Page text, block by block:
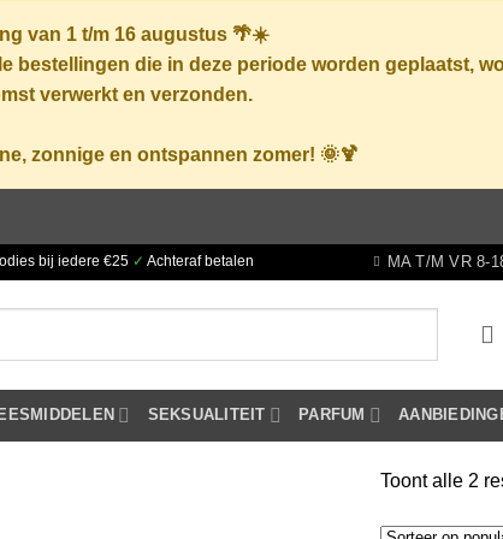
van 1 t/m 16 augustus 🌴☀️
bestellingen die in deze periode worden geplaatst,
verwerkt en verzonden.
zonnige en ontspannen zomer! 🌞🍹
bij iedere €25 ✓ Achteraf betalen MA T/M VR 8-
SEKSUALITEIT PARFUM
Toont alle 2